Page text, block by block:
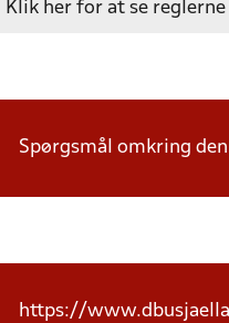
Klik her for at se
Spørgsmål omkring
https://